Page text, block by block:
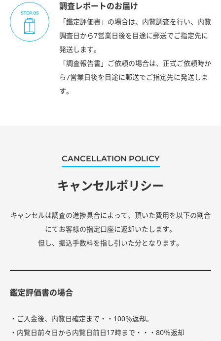
調査レポートのお届け
「鑑定評価書」の場合は、内覧調査を行い、内覧
調査日から7営業日後を目途に郵送でご指定先に
発送します。
「調査報告書」ご依頼の場合は、正式ご依頼時か
ら7営業日後を目途に郵送でご指定先に発送しま
す。
CANCELLATION POLICY
キャンセルポリシー
キャンセルは調査の進捗具合によって、頂いた費用を以下の割合
にてお客様の指定口座に返却いたします。
但し、振込手数料を指し引いた分となります。
鑑定評価書の場合
・ご入金後、内覧日確定まで・・100％返却。
・内覧日前々日から内覧日前日17時まで・・・80％返却